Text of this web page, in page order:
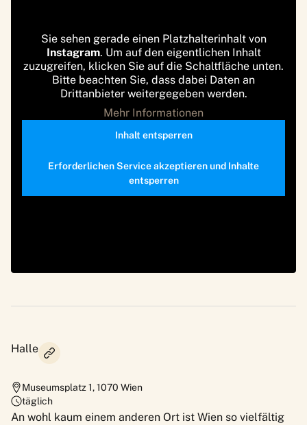
Sie sehen gerade einen Platzhalterinhalt von
Instagram. Um auf den eigentlichen Inhalt
zuzugreifen, klicken Sie auf die Schaltfläche unten.
Bitte beachten Sie, dass dabei Daten an
Drittanbieter weitergegeben werden.
Mehr Informationen
Inhalt entsperren
Erforderlichen Service akzeptieren und Inhalte
entsperren
Halle
Museumsplatz 1,1070 Wien
täglich
An wohl kaum einem anderen Ort ist Wien so vielfältig